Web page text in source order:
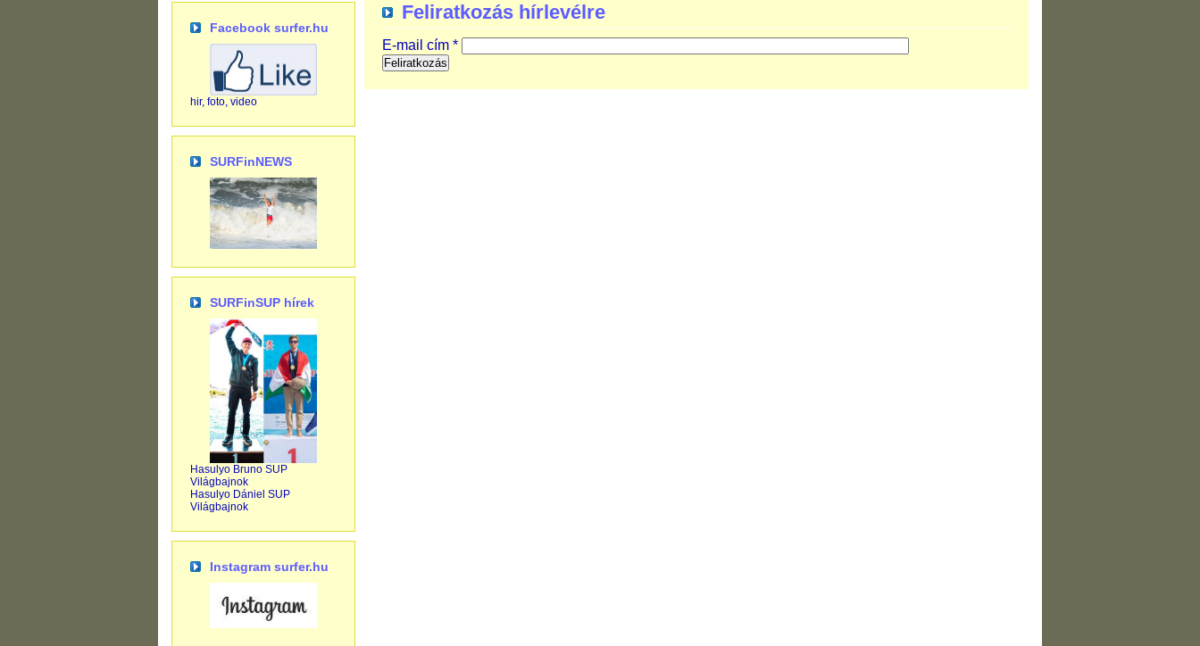
Facebook surfer.hu
hir, foto, video
SURFinNEWS
SURFinSUP hírek
Hasulyo Bruno SUP
Világbajnok
Hasulyo Dániel SUP
Világbajnok
Instagram surfer.hu
Feliratkozás hírlevélre
E-mail cím *